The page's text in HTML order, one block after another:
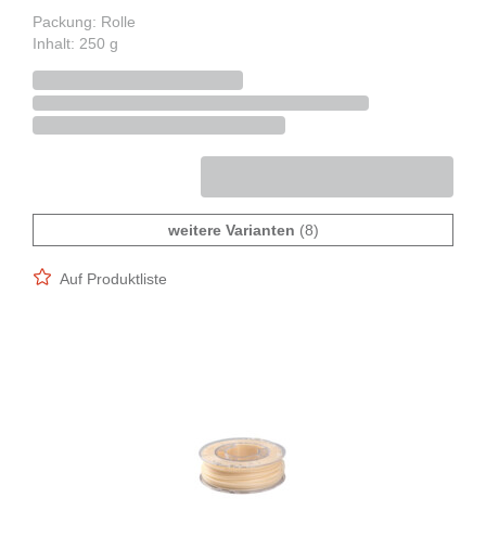
Packung: Rolle
Inhalt: 250 g
weitere Varianten (8)
Auf Produktliste